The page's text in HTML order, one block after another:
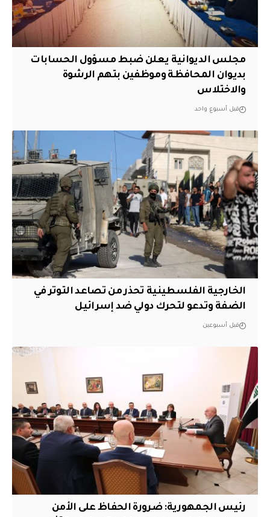
مجلس الديوانية يعلن ضبط مسؤول الحسابات
بديوان المحافظة وموظفين بتهم الرشوة
والاختلاس
قبل أسبوع واحد
الخارجية الفلسطينية تحذر من تصاعد التوتر في
الضفة وتدعو لتحرك دولي ضد إسرائيل
قبل أسبوعين
رئيس الجمهورية: ضرورة الحفاظ على الأمن